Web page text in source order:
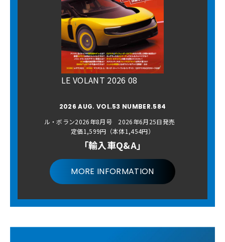
LE VOLANT 2026 08
2026 AUG. VOL.53 NUMBER.584
ル・ボラン2026年8月号 2026年6月25日発売
定価1,599円（本体1,454円）
「輸入車Q&A」
MORE INFORMATION